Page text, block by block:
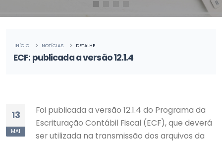
ECF: publicada a versão 12.1.4
INÍCIO NOTÍCIAS DETALHE
13
MAI
Foi publicada a versão 12.1.4 do Programa da
Escrituração Contábil Fiscal (ECF), que deverá
ser utilizada na transmissão dos arquivos da